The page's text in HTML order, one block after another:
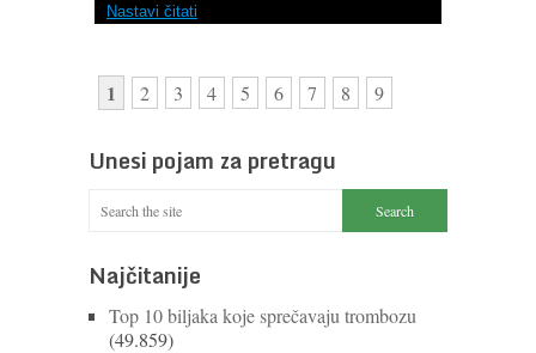
Nastavi čitati
1 2 3 4 5 6 7 8 9
Unesi pojam za pretragu
Najčitanije
Top 10 biljaka koje sprečavaju trombozu
(49.859)